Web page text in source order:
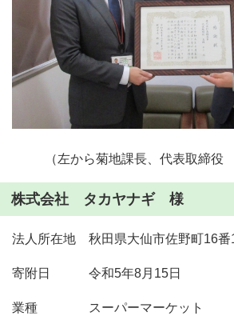
（左から菊地課長、代表取締役
株式会社 タカヤナギ 様
法人所在地 秋田県大仙市佐野町16番
寄附日 令和5年8月15日
業種 スーパーマーケット